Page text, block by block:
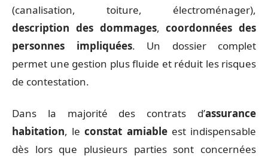
(canalisation, toiture, électroménager),
description des dommages,coordonnées des
personnes impliquées. Un dossier complet
permet une gestion plus fluide et réduit les risques
de contestation.
Dans la majorité des contrats d’assurance
habitation, leconstat amiableest indispensable
dès lors que plusieurs parties sont concernées